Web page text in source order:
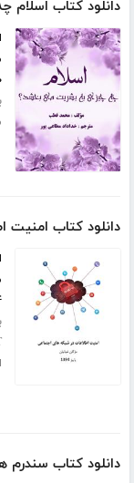
دانلود کتاب
دانلود کتاب امنیت
دانلود کتاب سندرم